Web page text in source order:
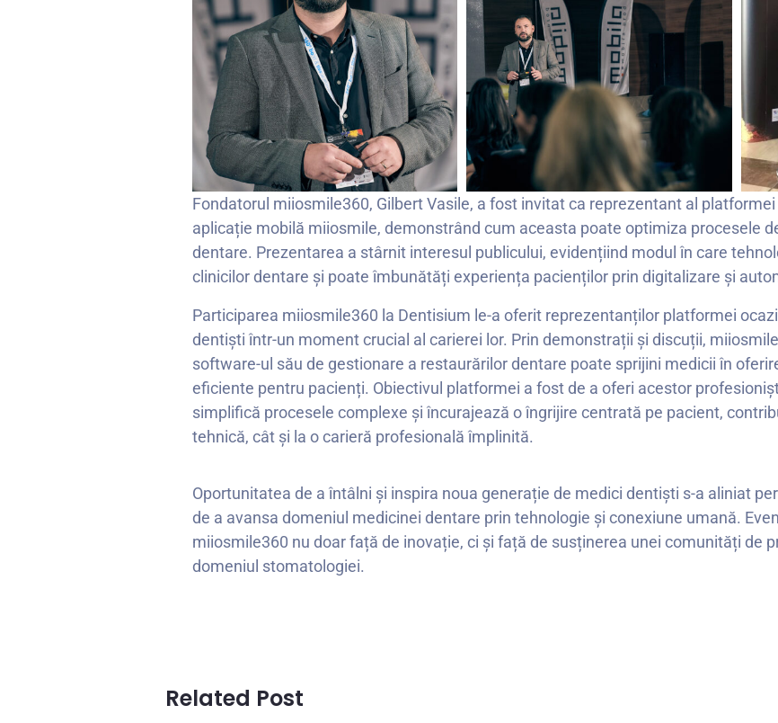
Fondatorul miiosmile360, Gilbert Vasile, a fost invitat ca reprezentant al
aplicație mobilă miiosmile, demonstrând cum aceasta poate optimiza procesele
dentare. Prezentarea a stârnit interesul publicului, evidențiind modul în care
clinicilor dentare și poate îmbunătăți experiența pacienților prin digitalizare și
Participarea miiosmile360 la Dentisium le-a oferit reprezentanților platformei
dentiști într-un moment crucial al carierei lor. Prin demonstrații și discuții,
software-ul său de gestionare a restaurărilor dentare poate sprijini medicii în
eficiente pentru pacienți. Obiectivul platformei a fost de a oferi acestor
simplifică procesele complexe și încurajează o îngrijire centrată pe pacient,
tehnică, cât și la o carieră profesională împlinită.
Oportunitatea de a întâlni și inspira noua generație de medici dentiști s-a aliniat
de a avansa domeniul medicinei dentare prin tehnologie și conexiune umană.
miiosmile360 nu doar față de inovație, ci și față de susținerea unei comunități de
domeniul stomatologiei.
Related Post